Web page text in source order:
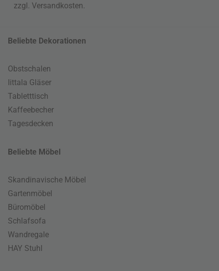
zzgl. Versandkosten
Beliebte Dekorationen
Obstschalen
Iittala Gläser
Tabletttisch
Kaffeebecher
Tagesdecken
Beliebte Möbel
Skandinavische Möbel
Gartenmöbel
Büromöbel
Schlafsofa
Wandregale
HAY Stuhl